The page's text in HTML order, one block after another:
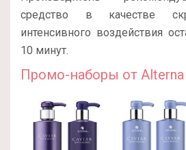
средство в качестве
интенсивного воздействия
10 минут.
Промо-наборы от Alterna